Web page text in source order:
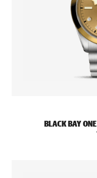
BLACK BAY